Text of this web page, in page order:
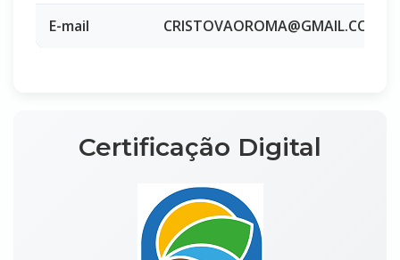
E-mail CRISTOVAOROMA@GMAIL.COM
Certificação Digital